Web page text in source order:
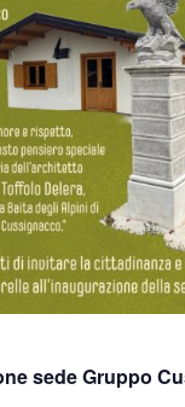
sede Gruppo